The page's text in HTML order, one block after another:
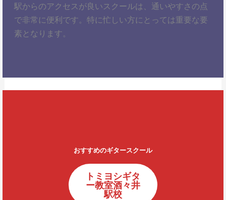
駅からのアクセスが良いスクールは、通いやすさの点
で非常に便利です。特に忙しい方にとっては重要な要
素となります。
おすすめのギタースクール
トミヨシギタ
ー教室酒々井
駅校